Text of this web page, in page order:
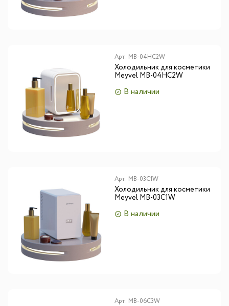
Арт: MB-04HC2W
Холодильник для косметики
Meyvel MB-04HC2W
В наличии
Арт: MB-03C1W
Холодильник для косметики
Meyvel MB-03C1W
В наличии
Арт: MB-06C3W